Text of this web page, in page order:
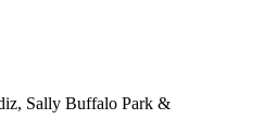
Sally Buffalo Park &